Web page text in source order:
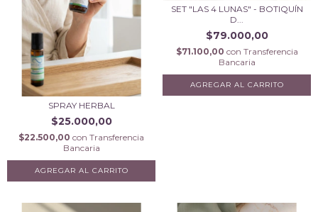
SPRAY HERBAL
$25.000,00
$22.500,00 con Transferencia
Bancaria
AGREGAR AL CARRITO
SET "LAS 4 LUNAS" - BOTIQUÍN
D...
$79.000,00
$71.100,00 con Transferencia
Bancaria
AGREGAR AL CARRITO